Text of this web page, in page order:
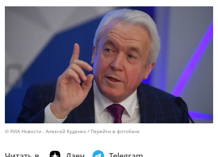
© РИА Новости . Алексей Куденко Перейти в фотобанк